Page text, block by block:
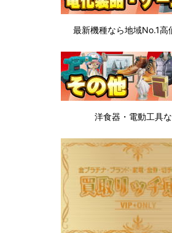
最新機種なら地域No.1高
洋食器・電動工具